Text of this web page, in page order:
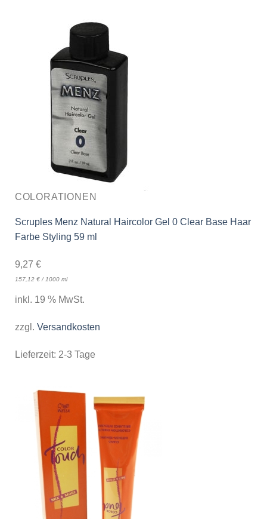
COLORATIONEN
Scruples Menz Natural Haircolor Gel 0 Clear Base Haar
Farbe Styling 59 ml
9,27 €
157,12 €/ 1000 ml
inkl. 19 % MwSt.
zzgl. Versandkosten
Lieferzeit: 2-3 Tage